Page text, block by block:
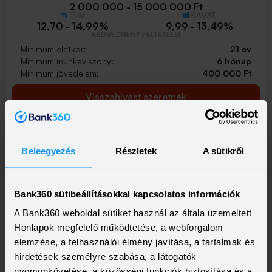
Beleegyezés Részletek A sütikről
Bank360 sütibeállításokkal kapcsolatos információk
A Bank360 weboldal sütiket használ az általa üzemeltett
Honlapok megfelelő működtetése, a webforgalom
elemzése, a felhasználói élmény javítása, a tartalmak és
hirdetések személyre szabása, a látogatók
2 000 000 - 15 000 000 Ft
12,70 - 14,99% 9,99 - 13,49%
Minimum életkor:
21 év
Minimum munkaviszony:
6 hónap
Minimum jövedelem:
400 000 Ft
Visszahívást szeretnék